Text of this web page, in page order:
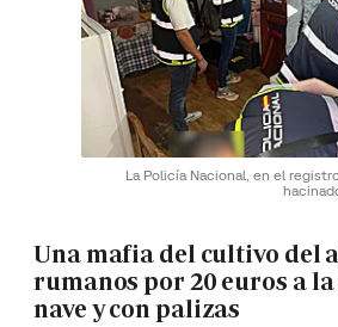
La Policía Nacional, en el
Una mafia del cultivo del
rumanos por 20 euros a
nave y con palizas